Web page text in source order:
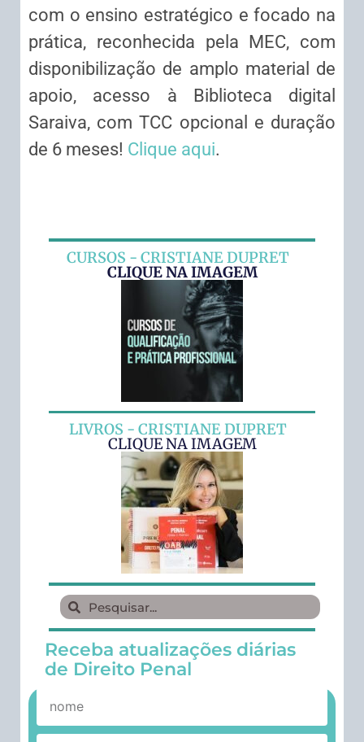
com o ensino estratégico e focado na
prática, reconhecida pela MEC, com
disponibilização de amplo material de
apoio, acesso à Biblioteca digital
Saraiva, com TCC opcional e duração
de 6 meses! Clique aqui.
CURSOS - CRISTIANE DUPRET
CLIQUE NA IMAGEM
LIVROS - CRISTIANE DUPRET
CLIQUE NA IMAGEM
Receba atualizações diárias
de Direito Penal